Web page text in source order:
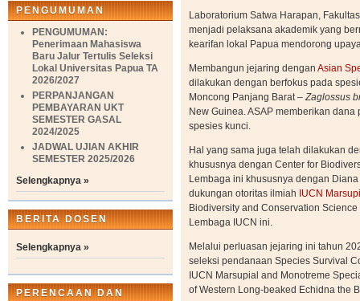
PENGUMUMAN
PENGUMUMAN:
Penerimaan Mahasiswa
Baru Jalur Tertulis Seleksi
Lokal Universitas Papua TA
2026/2027
PERPANJANGAN
PEMBAYARAN UKT
SEMESTER GASAL
2024/2025
JADWAL UJIAN AKHIR
SEMESTER 2025/2026
Selengkapnya »
BERITA DOSEN
Selengkapnya »
PERENCAAN DAN
Laboratorium Satwa Harapan,
menjadi pelaksana akademik yang
kearifan lokal Papua mendorong
Membangun jejaring dengan Asian
dilakukan dengan berfokus pada
Moncong Panjang Barat –Zaglossus
New Guinea. ASAP memberikan
spesies kunci.
Hal yang sama juga telah dilakukan
khususnya dengan Center for
Lembaga ini khususnya dengan
dukungan otoritas ilmiah IUCN
Biodiversity and Conservation
Lembaga IUCN ini.
Melalui perluasan jejaring ini tahun
seleksi pendanaan Species Survival
IUCN Marsupial and Monotreme
of Western Long-beaked Echidna the